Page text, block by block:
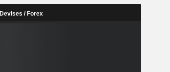
Devises / Forex